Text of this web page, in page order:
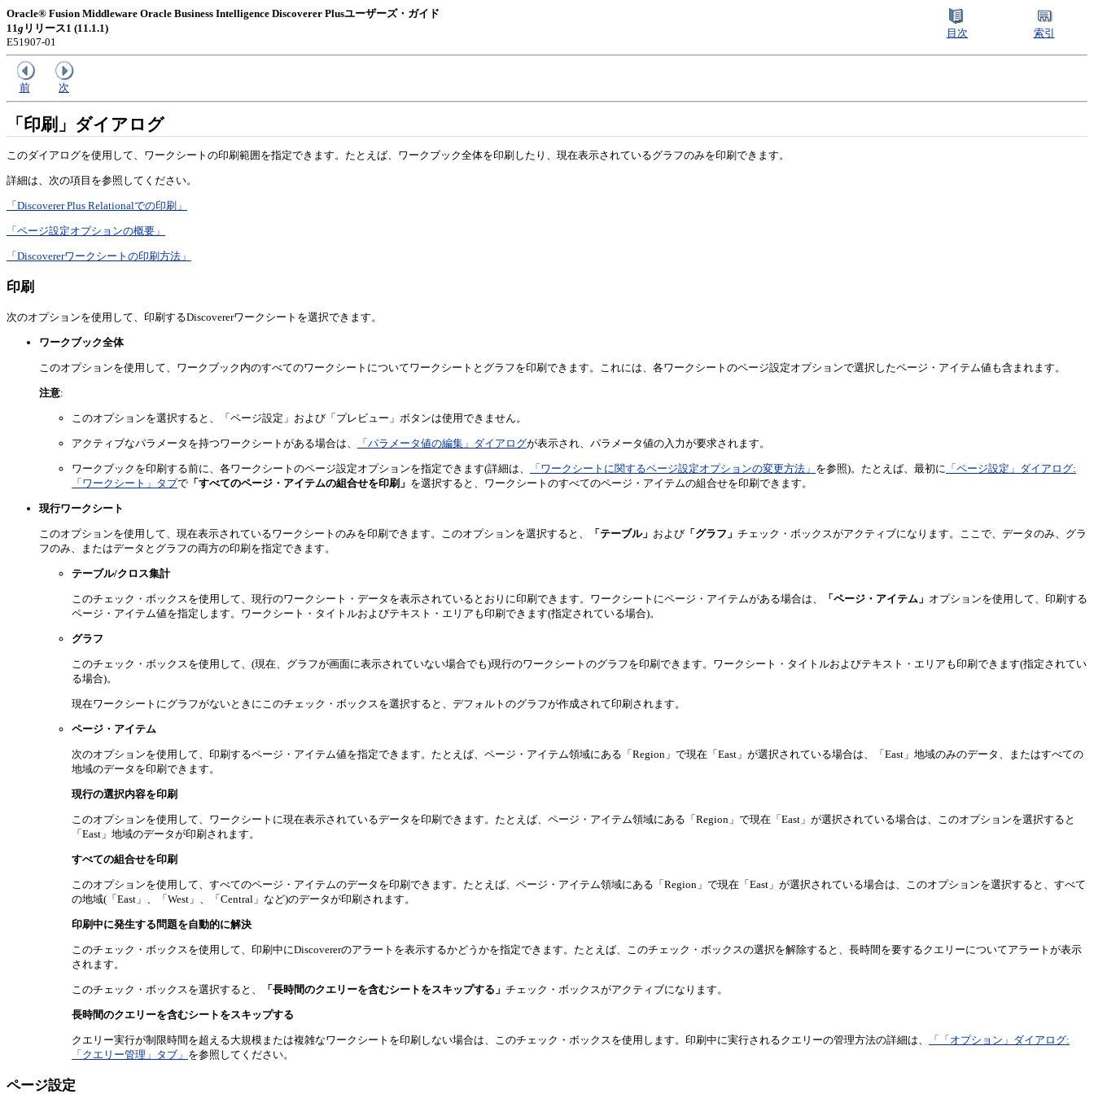
Oracle® Fusion Middleware Oracle Business Intelligence Discoverer Plusユーザーズ・ガイド
11g リリース1 (11.1.1)
E51907-01
目次 索引
前 次
「印刷」ダイアログ
このダイアログを使用して、ワークシートの印刷範囲を指定できます。たとえば、ワークブック全体を印刷したり、現在表示されているグラフのみを印刷できます。
詳細は、次の項目を参照してください。
「Discoverer Plus Relationalでの印刷」
「ページ設定オプションの概要」
「Discovererワークシートの印刷方法」
印刷
次のオプションを使用して、印刷するDiscovererワークシートを選択できます。
ワークブック全体
このオプションを使用して、ワークブック内のすべてのワークシートについてワークシートとグラフを印刷できます。これには、各ワークシートのページ設定オプションで選択したページ・アイテム値も含まれます。
注意:
このオプションを選択すると、「ページ設定」および「プレビュー」ボタンは使用できません。
アクティブなパラメータを持つワークシートがある場合は、 「パラメータ値の編集」ダイアログが表示され、パラメータ値の入力が要求されます。
ワークブックを印刷する前に、各ワークシートのページ設定オプションを指定できます(詳細は、 「ワークシートに関するページ設定オプションの変更方法」 を参照)。たとえば、最初に 「ページ設定」ダイアログ:
「ワークシート」タブで 「すべてのページ・アイテムの組合せを印刷」 を選択すると、ワークシートのすべてのページ・アイテムの組合せを印刷できます。
現行ワークシート
このオプションを使用して、現在表示されているワークシートのみを印刷できます。このオプションを選択すると、 「テーブル」 および 「グラフ」 チェック・ボックスがアクティブになります。ここで、データのみ、グラ
フのみ、またはデータとグラフの両方の印刷を指定できます。
テーブル/クロス集計
このチェック・ボックスを使用して、現行のワークシート・データを表示されているとおりに印刷できます。ワークシートにページ・アイテムがある場合は、 「ページ・アイテム」 オプションを使用して、印刷する
ページ・アイテム値を指定します。ワークシート・タイトルおよびテキスト・エリアも印刷できます(指定されている場合)。
グラフ
このチェック・ボックスを使用して、(現在、グラフが画面に表示されていない場合でも)現行のワークシートのグラフを印刷できます。ワークシート・タイトルおよびテキスト・エリアも印刷できます(指定されてい
る場合)。
現在ワークシートにグラフがないときにこのチェック・ボックスを選択すると、デフォルトのグラフが作成されて印刷されます。
ページ・アイテム
次のオプションを使用して、印刷するページ・アイテム値を指定できます。たとえば、ページ・アイテム領域にある「Region」で現在「East」が選択されている場合は、「East」地域のみのデータ、またはすべての
地域のデータを印刷できます。
現行の選択内容を印刷
このオプションを使用して、ワークシートに現在表示されているデータを印刷できます。たとえば、ページ・アイテム領域にある「Region」で現在「East」が選択されている場合は、このオプションを選択すると
「East」地域のデータが印刷されます。
すべての組合せを印刷
このオプションを使用して、すべてのページ・アイテムのデータを印刷できます。たとえば、ページ・アイテム領域にある「Region」で現在「East」が選択されている場合は、このオプションを選択すると、すべて
の地域(「East」、「West」、「Central」など)のデータが印刷されます。
印刷中に発生する問題を自動的に解決
このチェック・ボックスを使用して、印刷中にDiscovererのアラートを表示するかどうかを指定できます。たとえば、このチェック・ボックスの選択を解除すると、長時間を要するクエリーについてアラートが表示
されます。
このチェック・ボックスを選択すると、 「長時間のクエリーを含むシートをスキップする」 チェック・ボックスがアクティブになります。
長時間のクエリーを含むシートをスキップする
クエリー実行が制限時間を超える大規模または複雑なワークシートを印刷しない場合は、このチェック・ボックスを使用します。印刷中に実行されるクエリーの管理方法の詳細は、
「「オプション」ダイアログ:
「クエリー管理」タブ」 を参照してください。
ページ設定